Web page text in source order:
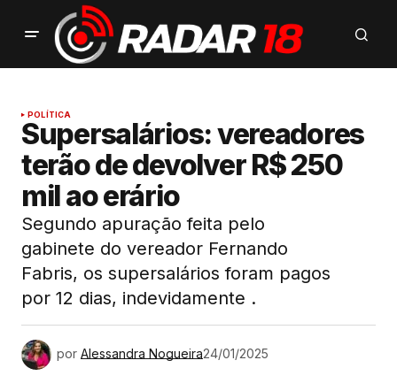
POLÍTICA
Supersalários: vereadores
terão de devolver R$ 250
mil ao erário
Segundo apuração feita pelo
gabinete do vereador Fernando
Fabris, os supersalários foram pagos
por 12 dias, indevidamente .
por Alessandra Nogueira24/01/2025